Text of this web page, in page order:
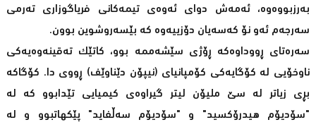
بەرزبووەوە، ئەمەش دوای ئەوەی تیمەکانی فریاگوزاری تەرمی
سەرجەم ئەو نۆ کەسەیان دۆزییەوە کە بێسەروشوین بوون.
سەرەتای ڕووداوەکە ڕۆژی سێشەممە بوو، کاتێک تەقینەوەیەکی
ناوخۆیی لە کۆگایەکی کۆمپانیای (نیپۆن دێناوێف) ڕووی دا. کۆگاکە
بڕی زیاتر له‌ سێ ملیۆن لیتر گیراوەی کیمیایی تێدابوو کە لە
"سۆدیۆم هیدرۆکسید" و "سۆدیۆم سەڵفاید" پێکهاتبوو و لە